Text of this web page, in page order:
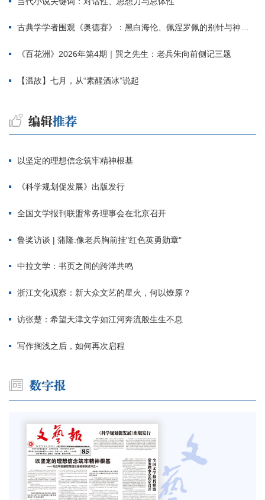
古典学学者围观《奥德赛》：黑白海伦、佩涅罗佩的别针与神秘入侵者
《百花洲》2026年第4期｜巽之先生：老兵朱向前侧记三题
【温故】七月，从“素醒酒冰”说起
以坚定的理想信念筑牢精神根基
《科学规划促发展》出版发行
全国文学报刊联盟常务理事会在北京召开
鲁奖访谈 | 蒲隆:像老兵胸前挂"红色英勇勋章"
中拉文学：书页之间的跨洋共鸣
浙江文化观察：新大众文艺的星火，何以燎原？
访张楚：希望天津文学如江河奔流般生生不息
写作搁浅之后，如何再次启程